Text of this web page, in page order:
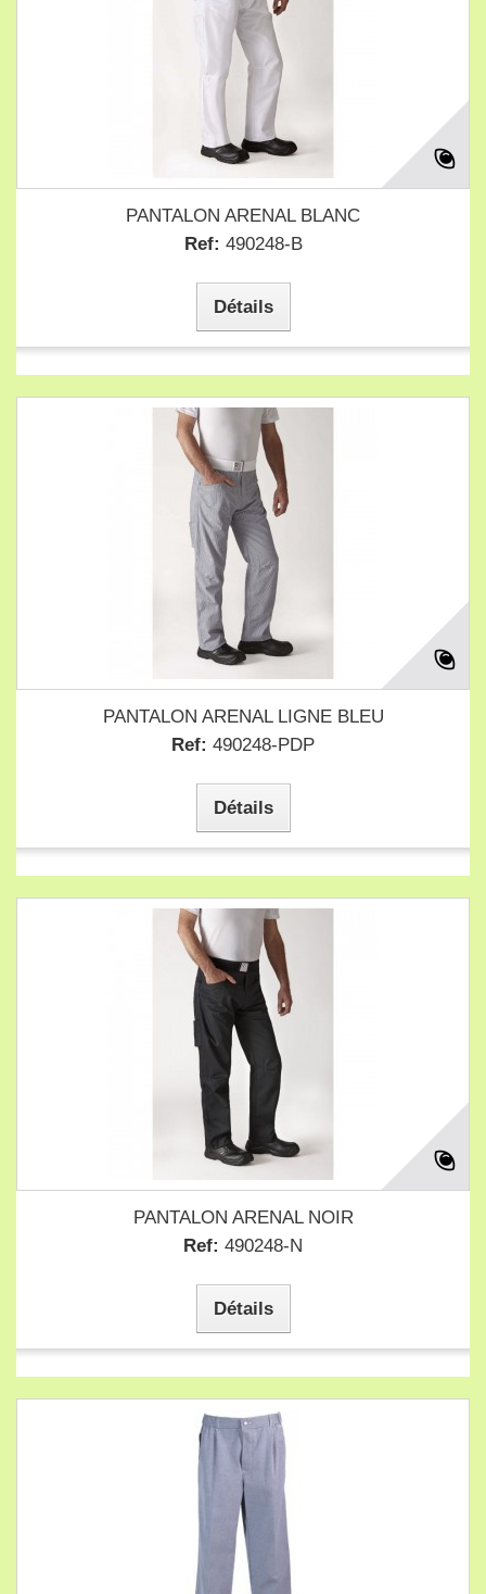
PANTALON ARENAL BLANC
Ref: 490248-B
Détails
PANTALON ARENAL LIGNE BLEU
Ref: 490248-PDP
Détails
PANTALON ARENAL NOIR
Ref: 490248-N
Détails